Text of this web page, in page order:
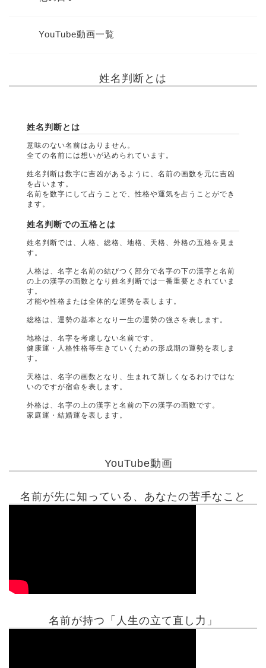
YouTube動画一覧
姓名判断とは
姓名判断とは
意味のない名前はありません。
全ての名前には想いが込められています。
姓名判断は数字に吉凶があるように、名前の画数を元に吉凶
を占います。
名前を数字にして占うことで、性格や運気を占うことができ
ます。
姓名判断での五格とは
姓名判断では、人格、総格、地格、天格、外格の五格を見ま
す。
人格は、名字と名前の結びつく部分で名字の下の漢字と名前
の上の漢字の画数となり姓名判断では一番重要とされていま
す。
才能や性格または全体的な運勢を表します。
総格は、運勢の基本となり一生の運勢の強さを表します。
地格は、名字を考慮しない名前です。
健康運・人格性格等生きていくための形成期の運勢を表しま
す。
天格は、名字の画数となり、生まれて新しくなるわけではな
いのですが宿命を表します。
外格は、名字の上の漢字と名前の下の漢字の画数です。
家庭運・結婚運を表します。
YouTube動画
名前が先に知っている、あなたの苦手なこと
名前が持つ「人生の立て直し力」